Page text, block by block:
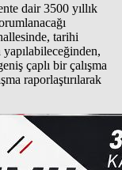
dair 3500 yıllık
tarihi
yapılabileceğinden,
çaplı bir çalışma
raporlaştırılarak